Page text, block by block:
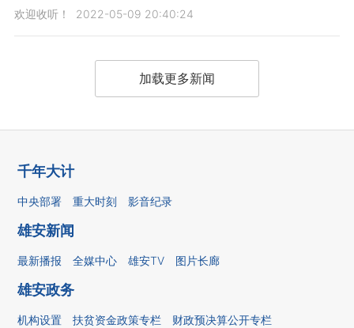
欢迎收听！ 2022-05-09 20:40:24
加载更多新闻
千年大计
中央部署 重大时刻 影音纪录
雄安新闻
最新播报 全媒中心 雄安TV 图片长廊
雄安政务
机构设置 扶贫资金政策专栏
财政预决算公开专栏